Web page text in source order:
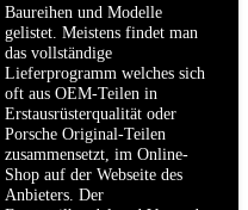
Baureihen und Modelle
gelistet. Meistens findet man
das vollständige
Lieferprogramm welches sich
oft aus OEM-Teilen in
Erstausrüsterqualität oder
Porsche Original-Teilen
zusammensetzt, im Online-
Shop auf der Webseite des
Anbieters. Der